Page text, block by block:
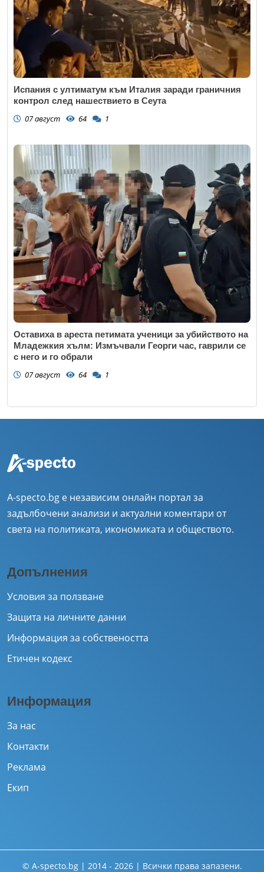
Испания с ултиматум към Италия заради граничния
контрол след нашествието в Сеута
07 август 64 1
Оставиха в ареста петимата ученици за убийството на
Младежкия хълм: Измъчвали Георги час, гаврили се
с него и го обрали
07 август 64 1
A-specto.bg е независим онлайн портал за
задълбочени анализи и актуални коментари от
света на политиката, икономиката и обществото.
Допълнения
Условия за ползване
Защита на личните данни
Информация за собствеността
Етичен кодекс
Информация
За нас
Контакти
Реклама
Екип
© A-specto.bg | 2014 - 2026 | Всички права запазени.